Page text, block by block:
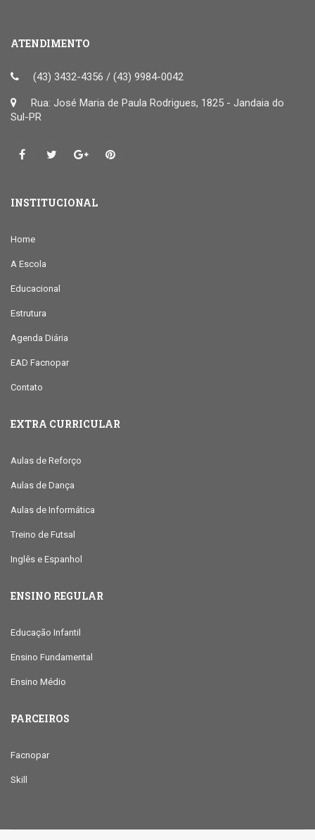
ATENDIMENTO
(43) 3432-4356 / (43) 9984-0042
Rua: José Maria de Paula Rodrigues, 1825 - Jandaia do
Sul-PR
INSTITUCIONAL
Home
A Escola
Educacional
Estrutura
Agenda Diária
EAD Facnopar
Contato
EXTRA CURRICULAR
Aulas de Reforço
Aulas de Dança
Aulas de Informática
Treino de Futsal
Inglês e Espanhol
ENSINO REGULAR
Educação Infantil
Ensino Fundamental
Ensino Médio
PARCEIROS
Facnopar
Skill